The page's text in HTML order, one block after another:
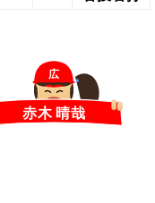
広
赤木 晴哉